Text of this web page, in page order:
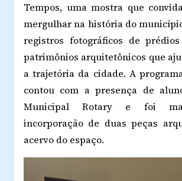
Tempos, uma mostra que
mergulhar na história do
registros fotográficos de
patrimônios arquitetônicos que
a trajetória da cidade. A
contou com a presença de
Municipal Rotary e foi
incorporação de duas peças
acervo do espaço.